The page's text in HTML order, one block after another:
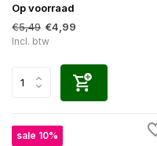
Op voorraad
€5,49 €4,99
Incl. btw
sale 10%